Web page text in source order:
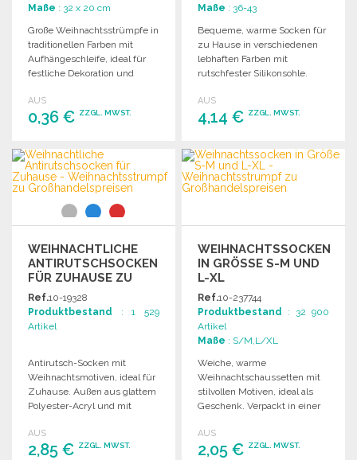
Maße : 32 x 20 cm
Große Weihnachtsstrümpfe in
traditionellen Farben mit
Aufhängeschleife, ideal für
festliche Dekoration und
AUS
0,36 € ZZGL. MWST.
BESTELLEN
Angebot anfordern
Maße : 36-43
Bequeme, warme Socken für
zu Hause in verschiedenen
lebhaften Farben mit
rutschfester Silikonsohle.
AUS
4,14 € ZZGL. MWST.
BESTELLEN
Angebot anfordern
WEIHNACHTLICHE
ANTIRUTSCHSOCKEN
FÜR ZUHAUSE ZU
GROSSHANDELSPREISEN
Ref.10-19328
Produktbestand : 1 529
Artikel
Antirutsch-Socken mit
Weihnachtsmotiven, ideal für
Zuhause. Außen aus glattem
Polyester-Acryl und mit
AUS
2,85 € ZZGL. MWST.
WEIHNACHTSSOCKEN
IN GRÖSSE S-M UND L
-XL
Ref.10-237744
Produktbestand : 32 900
Artikel
Maße : S/M,L/XL
Weiche, warme
Weihnachtschaussetten mit
stilvollen Motiven, ideal als
Geschenk. Verpackt in einer
Weihnachtskugel mit rotem
Band.
AUS
2,05 € ZZGL. MWST.